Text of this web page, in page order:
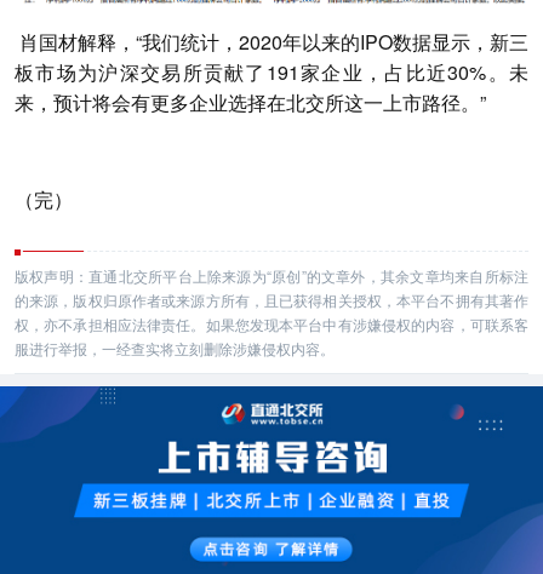
肖国材解释，“我们统计，2020年以来的IPO数据显示，新三
板市场为沪深交易所贡献了191家企业，占比近30%。未
来，预计将会有更多企业选择在北交所这一上市路径。”
（完）
版权声明：直通北交所平台上除来源为“原创”的文章外，其余文章均来自所标注
的来源，版权归原作者或来源方所有，且已获得相关授权，本平台不拥有其著作
权，亦不承担相应法律责任。如果您发现本平台中有涉嫌侵权的内容，可联系客
服进行举报，一经查实将立刻删除涉嫌侵权内容。